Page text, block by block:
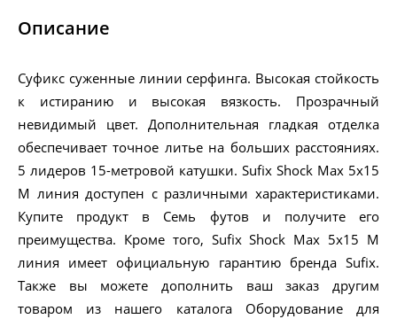
Описание
Суфикс суженные линии серфинга. Высокая стойкость
к истиранию и высокая вязкость. Прозрачный
невидимый цвет. Дополнительная гладкая отделка
обеспечивает точное литье на больших расстояниях.
5 лидеров 15-метровой катушки. Sufix Shock Max 5x15
M линия доступен с различными характеристиками.
Купите продукт в Семь футов и получите его
преимущества. Кроме того, Sufix Shock Max 5x15 M
линия имеет официальную гарантию бренда Sufix.
Также вы можете дополнить ваш заказ другим
товаром из нашего каталога Оборудование для